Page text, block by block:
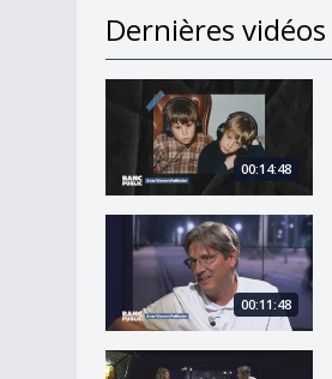
Dernières vidéos
Souvenirs
00:14:48
Léman
00:11:48
CGN